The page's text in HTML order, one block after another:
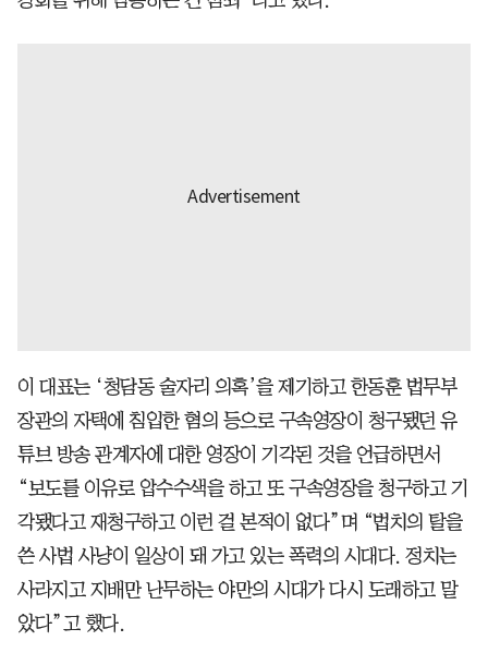
이 대표는 ‘청담동 술자리 의혹’을 제기하고 한동훈 법무부
장관의 자택에 침입한 혐의 등으로 구속영장이 청구됐던 유
튜브 방송 관계자에 대한 영장이 기각된 것을 언급하면서
“보도를 이유로 압수수색을 하고 또 구속영장을 청구하고 기
각됐다고 재청구하고 이런 걸 본적이 없다”며 “법치의 탈을
쓴 사법 사냥이 일상이 돼 가고 있는 폭력의 시대다. 정치는
사라지고 지배만 난무하는 야만의 시대가 다시 도래하고 말
았다”고 했다.